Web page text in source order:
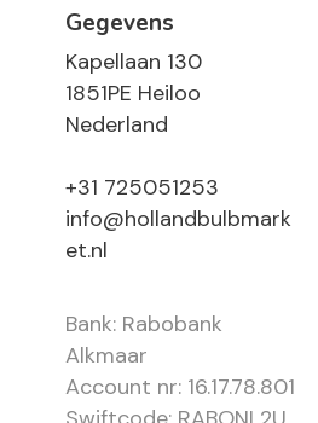
Gegevens
Kapellaan 130
1851PE Heiloo
Nederland
+31 725051253
info@hollandbulbmark
et.nl
Bank: Rabobank
Alkmaar
Account nr: 16.17.78.801